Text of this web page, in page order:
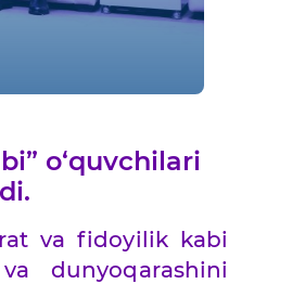
o‘quvchilari
va fidoyilik kabi
dunyoqarashini